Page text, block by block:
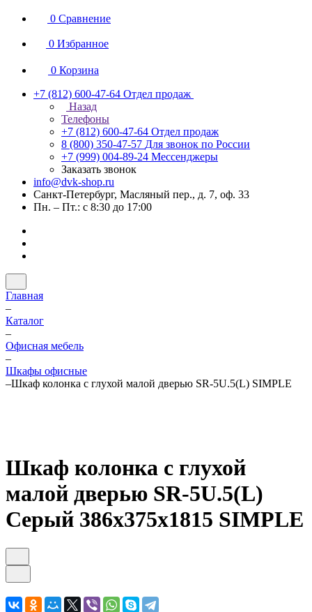
0 Сравнение
0 Избранное
0 Корзина
+7 (812) 600-47-64 Отдел продаж
Назад
Телефоны
+7 (812) 600-47-64 Отдел продаж
8 (800) 350-47-57 Для звонок по России
+7 (999) 004-89-24 Мессенджеры
Заказать звонок
info@dvk-shop.ru
Санкт-Петербург, Масляный пер., д. 7, оф. 33
Пн. – Пт.: с 8:30 до 17:00
Главная
–
Каталог
–
Офисная мебель
–
Шкафы офисные
–Шкаф колонка с глухой малой дверью SR-5U.5(L) SIMPLE
Шкаф колонка с глухой
малой дверью SR-5U.5(L)
Серый 386х375х1815 SIMPLE